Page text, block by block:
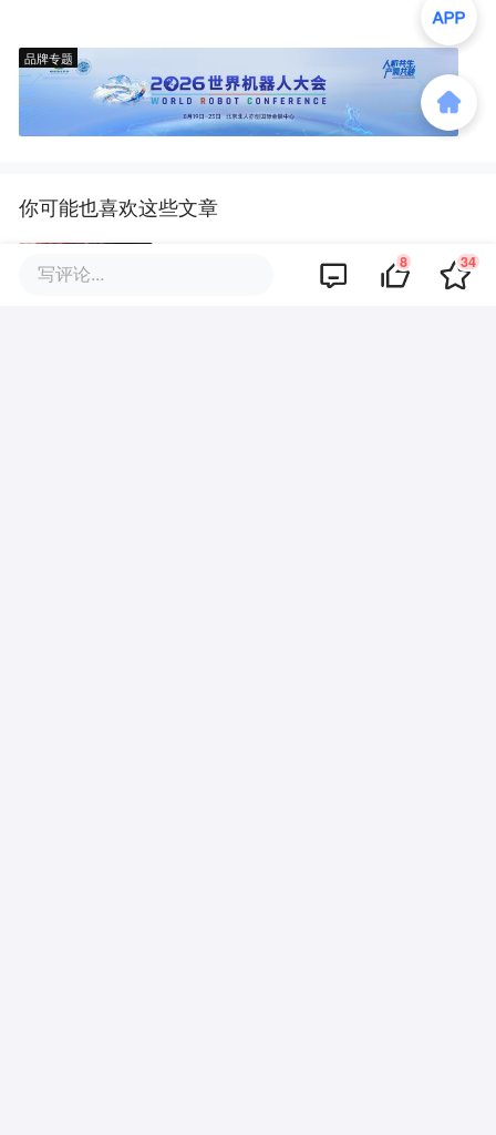
品牌专题
你可能也喜欢这些文章
Nothing发布首款耳夹耳机Clip Pr
o，549元的价格能搅动市场吗？
写评论... 8 34